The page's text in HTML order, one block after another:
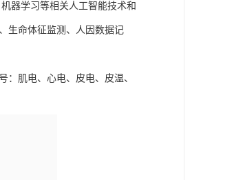
器学习等相关人工智能技术和
生命体征监测、人因数据记
肌电、心电、皮电、皮温、